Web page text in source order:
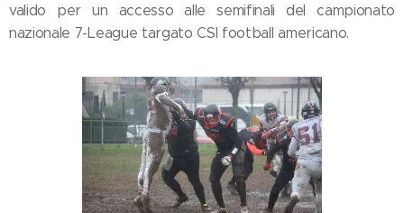
valido per un accesso alle semifinali del campionato
nazionale 7-League targato CSI football americano.